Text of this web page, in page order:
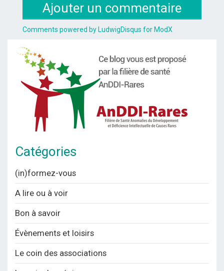
Ajouter un commentaire
Comments powered by LudwigDisqus for ModX
Catégories
(in)formez-vous
A lire ou à voir
Bon à savoir
Évènements et loisirs
Le coin des associations